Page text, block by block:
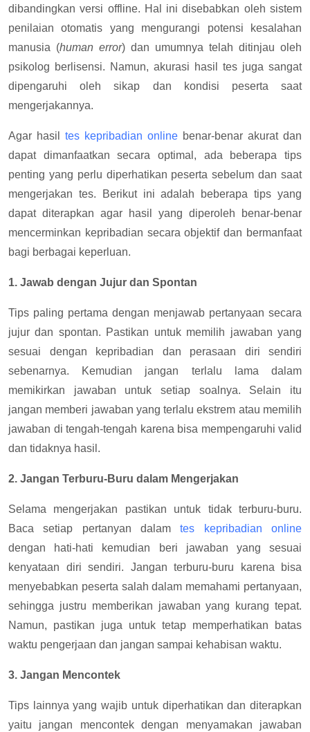
dibandingkan versi offline. Hal ini disebabkan oleh sistem
penilaian otomatis yang mengurangi potensi kesalahan
manusia (human error) dan umumnya telah ditinjau oleh
psikolog berlisensi. Namun, akurasi hasil tes juga sangat
dipengaruhi oleh sikap dan kondisi peserta saat
mengerjakannya.
Agar hasil tes kepribadian online benar-benar akurat dan
dapat dimanfaatkan secara optimal, ada beberapa tips
penting yang perlu diperhatikan peserta sebelum dan saat
mengerjakan tes. Berikut ini adalah beberapa tips yang
dapat diterapkan agar hasil yang diperoleh benar-benar
mencerminkan kepribadian secara objektif dan bermanfaat
bagi berbagai keperluan.
1. Jawab dengan Jujur dan Spontan
Tips paling pertama dengan menjawab pertanyaan secara
jujur dan spontan. Pastikan untuk memilih jawaban yang
sesuai dengan kepribadian dan perasaan diri sendiri
sebenarnya. Kemudian jangan terlalu lama dalam
memikirkan jawaban untuk setiap soalnya. Selain itu
jangan memberi jawaban yang terlalu ekstrem atau memilih
jawaban di tengah-tengah karena bisa mempengaruhi valid
dan tidaknya hasil.
2. Jangan Terburu-Buru dalam Mengerjakan
Selama mengerjakan pastikan untuk tidak terburu-buru.
Baca setiap pertanyan dalamtes kepribadian online
dengan hati-hati kemudian beri jawaban yang sesuai
kenyataan diri sendiri. Jangan terburu-buru karena bisa
menyebabkan peserta salah dalam memahami pertanyaan,
sehingga justru memberikan jawaban yang kurang tepat.
Namun, pastikan juga untuk tetap memperhatikan batas
waktu pengerjaan dan jangan sampai kehabisan waktu.
3. Jangan Mencontek
Tips lainnya yang wajib untuk diperhatikan dan diterapkan
yaitu jangan mencontek dengan menyamakan jawaban